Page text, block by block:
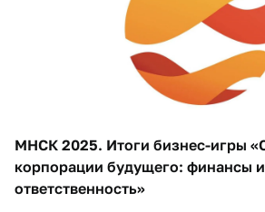
МНСК 2025. Итоги бизнес-игры «Стратегия
корпорации будущего: финансы и
ответственность»